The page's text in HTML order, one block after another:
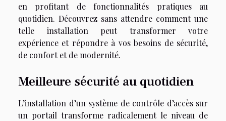
en profitant de fonctionnalités pratiques au
quotidien. Découvrez sans attendre comment une
telle installation peut transformer votre
expérience et répondre à vos besoins de sécurité,
de confort et de modernité.
Meilleure sécurité au quotidien
L’installation d’un système de contrôle d’accès sur
un portail transforme radicalement le niveau de